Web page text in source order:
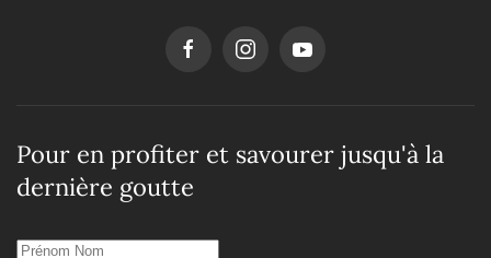
Pour en profiter et savourer jusqu'à la
dernière goutte